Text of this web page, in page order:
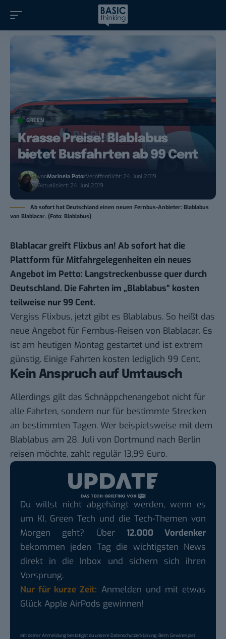
GREEN
Krasse Preise! Blablabus
bietet Busfahrten ab 99 Cent
vonMarinela PotorVeröffentlicht: 24. Juni 2019
Aktualisiert: 24. Juni 2019
Ab sofort hat Deutschland einen neuen Fernbus-Anbieter: Blablabus
von Blablacar. (Foto: Blablabus)
Blablacar greift Flixbus an! Ab sofort hat die
Plattform für Mitfahrgelegenheiten ein neues
Angebot im Petto: Langstreckenbusse quer durch
Deutschland. Die Fahrten im „Blablabus“ kosten
teilweise nur 99 Cent.
Vergiss Flixbus, jetzt gibt es Blablabus. So heißt das
neue Angebot für Fernbus-Reisen von Blablacar. Es
ist am heutigen Montag gestartet und ist extrem
günstig. Einige Fahrten kosten lediglich 99 Cent.
Kein Anspruch auf Umtausch
Allerdings gilt das Schnäppchenangebot nicht für
alle Fahrten, sondern nur für bestimmte Strecken
an bestimmten Tagen. Wer beispielsweise mit dem
Blablabus am 28. Juli von Dortmund nach Berlin
reisen möchte, zahlt regulär 13,99 Euro.
Du willst nicht abgehängt werden, wenn es
um KI, Green Tech und die Tech-Themen von
Morgen geht? Über 12.000 Vordenker
bekommen jeden Tag die wichtigsten News
direkt in die Inbox und sichern sich ihren
Vorsprung.
Nur für kurze Zeit: Anmelden und mit etwas
Glück Apple AirPods gewinnen!
Mit deiner Anmeldung bestätigst du unsereDatenschutzerklärung. Beim Gewinnspiel